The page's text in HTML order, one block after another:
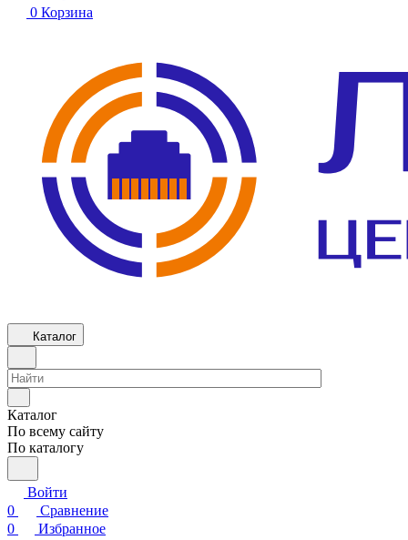
0 Корзина
Каталог
Каталог
По всему сайту
По каталогу
Войти
0
Сравнение
0
Избранное